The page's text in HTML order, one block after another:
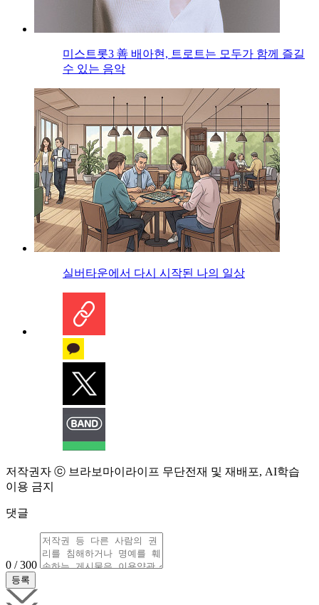
미스트롯3 善 배아현, 트로트는 모두가 함께 즐길
수 있는 음악
실버타운에서 다시 시작된 나의 일상
저작권자 ⓒ 브라보마이라이프 무단전재 및 재배포, AI학습
이용 금지
댓글
0 / 300